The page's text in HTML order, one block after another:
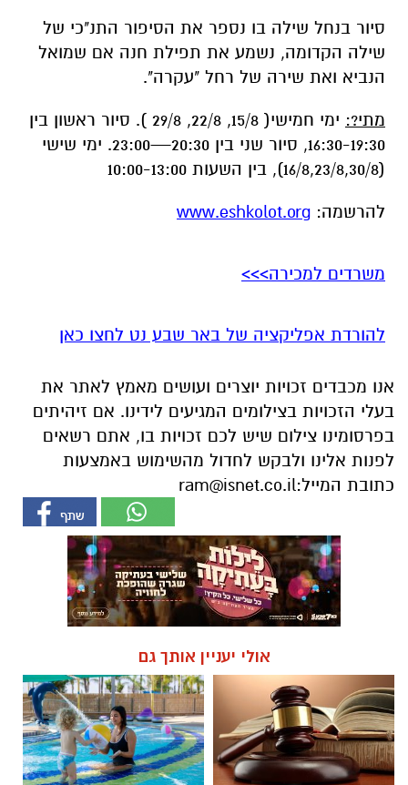
מתי?:
ימי חמישי( 15/8, 22/8, 29/8 ). סיור ראשון בין
16:30-19:30, סיור שני בין 20:30—23:00. ימי שישי
(16/8,23/8,30/8), בין השעות 10:00-13:00
להרשמה:www.eshkolot.org
משרדים למכירה>>>
בפרסומינו צילום שיש לכם זכויות בו, אתם רשאים
כתובת המייל:ram@isnet.co.il
אולי יעניין אותך גם
☎ לחצו כאן לרשימת עורכי דין חוויית הקיץ המושלמת: הכל
חודשיים + חודש מתנה (כולל
החגים!)
לייף סטייל
יוצאים מהבית, מגלים את הים:
פעילויות קיץ לכל המשפחה